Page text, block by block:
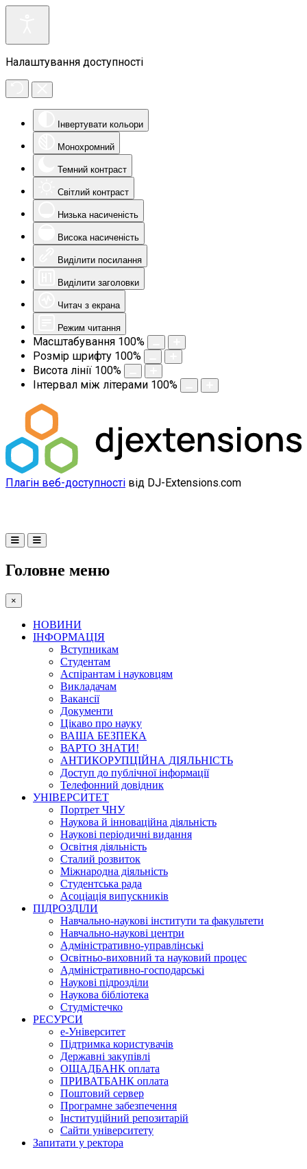
Налаштування доступності
Інвертувати кольори
Монохромний
Темний контраст
Світлий контраст
Низька насиченість
Висока насиченість
Виділити посилання
Виділити заголовки
Читач з екрана
Режим читання
Масштабування 100%
Розмір шрифту 100%
Висота лінії 100%
Інтервал між літерами 100%
Плагін веб-доступності від DJ-Extensions.com
Головне меню
×
НОВИНИ
ІНФОРМАЦІЯ
Вступникам
Студентам
Аспірантам і науковцям
Викладачам
Вакансії
Документи
Цікаво про науку
ВАША БЕЗПЕКА
ВАРТО ЗНАТИ!
АНТИКОРУПЦІЙНА ДІЯЛЬНІСТЬ
Доступ до публічної інформації
Телефонний довідник
УНІВЕРСИТЕТ
Портрет ЧНУ
Наукова й інноваційна діяльність
Наукові періодичні видання
Освітня діяльність
Сталий розвиток
Міжнародна діяльність
Студентська рада
Асоціація випускників
ПІДРОЗДІЛИ
Навчально-наукові інститути та факультети
Навчально-наукові центри
Адміністративно-управлінські
Освітньо-виховний та науковий процес
Адміністративно-господарські
Наукові підрозділи
Наукова бібліотека
Студмістечко
РЕСУРСИ
е-Університет
Підтримка користувачів
Державні закупівлі
ОЩАДБАНК оплата
ПРИВАТБАНК оплата
Поштовий сервер
Програмне забезпечення
Інституційний репозитарій
Сайти університету
Запитати у ректора